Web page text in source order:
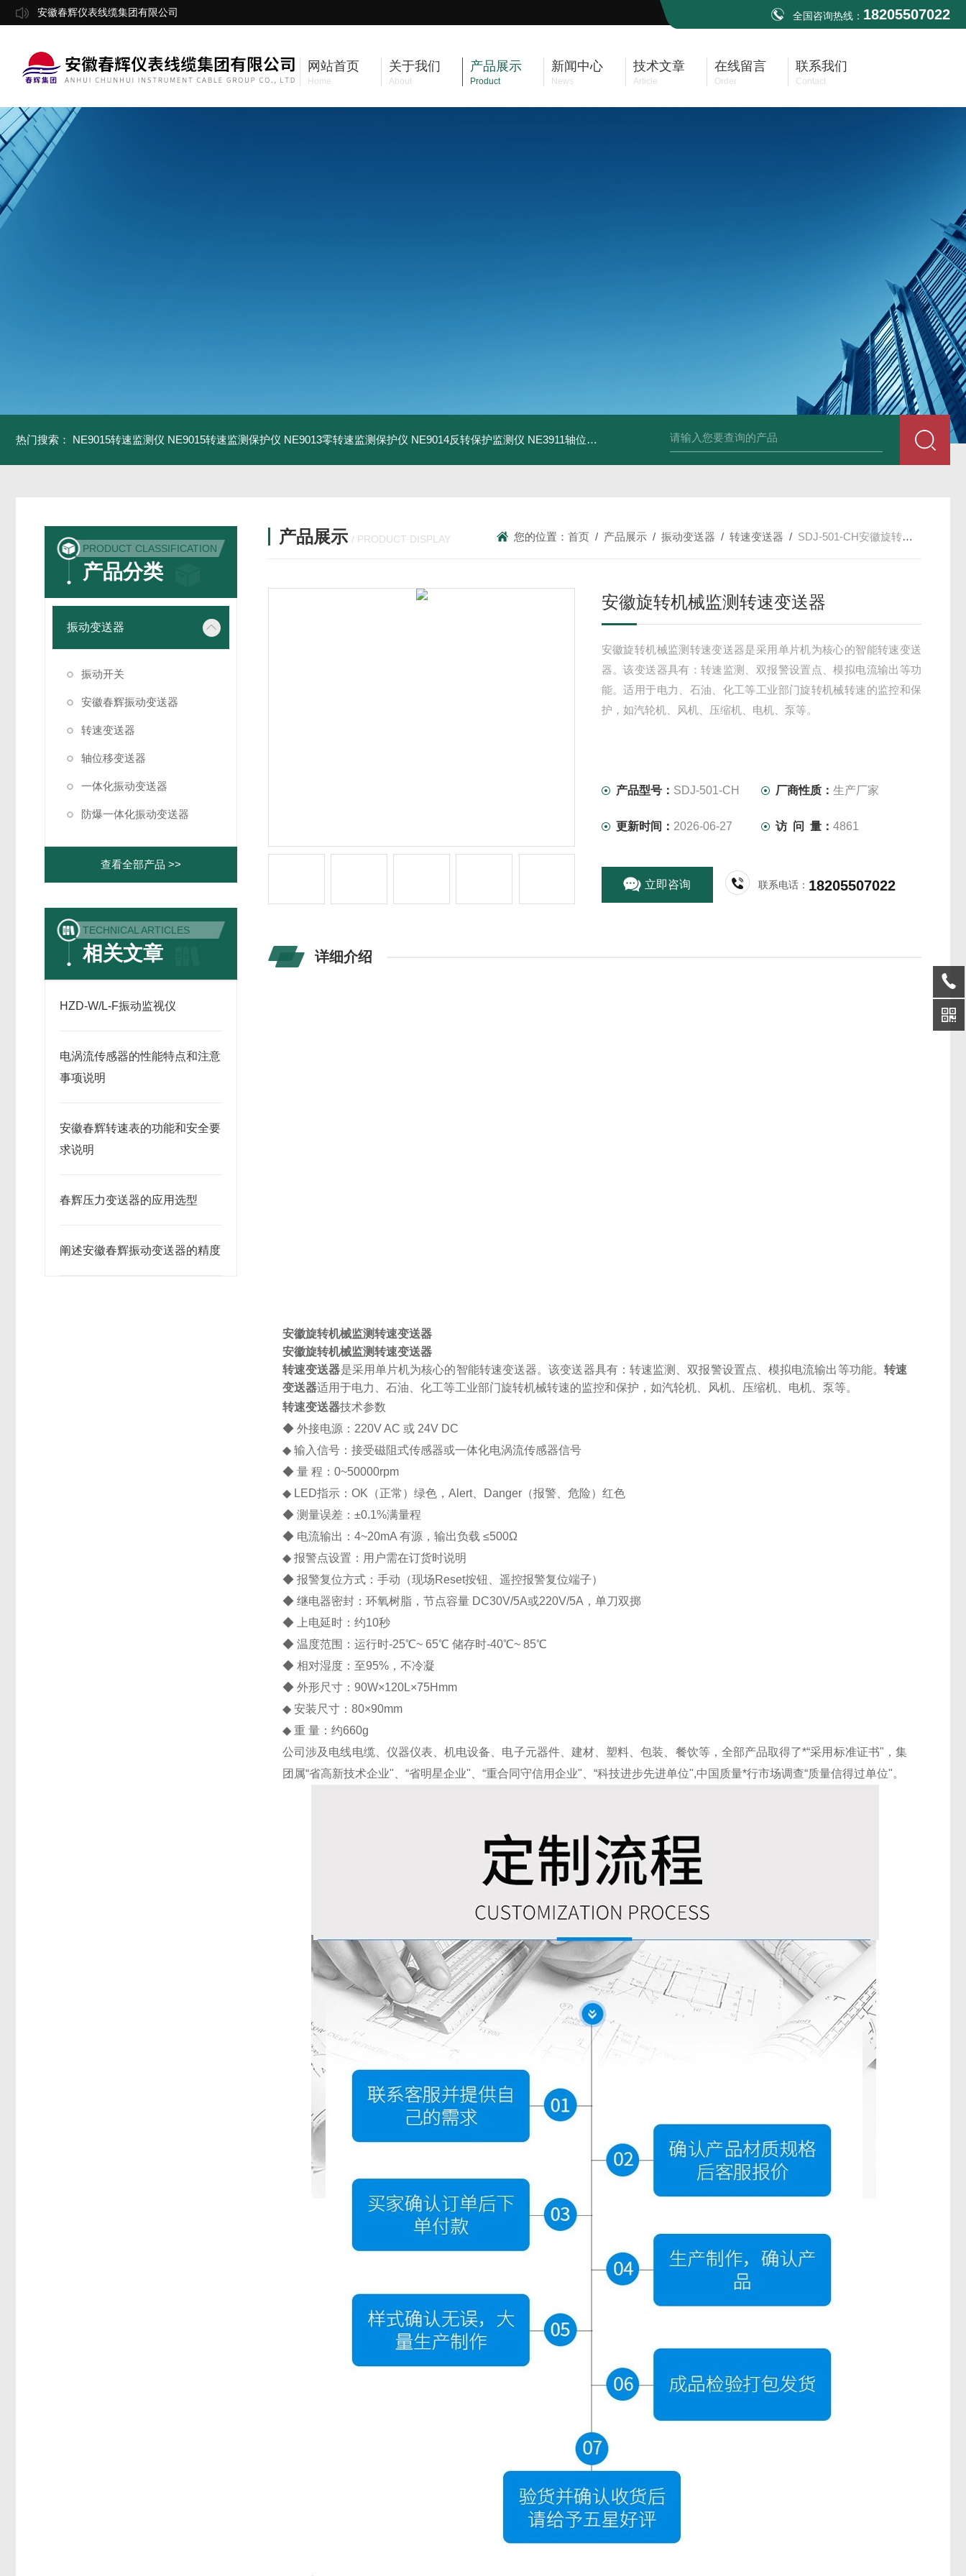
安徽春辉仪表线缆集团有限公司 全国咨询热线： 18205507022
网站首页
Home
关于我们
About
产品展示
Product
新闻中心
News
技术文章
Article
在线留言
Order
联系我们
Contact
热门搜索： NE9015转速监测仪 NE9015转速监测保护仪 NE9013零转速监测保护仪 NE9014反转保护监测仪 NE3911轴位移变送器 NE3931热膨胀变送器 NE3941E轴承振动速度变送器 NE3951E轴承
PRODUCT CLASSIFICATION
产品分类
振动变送器
振动开关
安徽春辉振动变送器
转速变送器
轴位移变送器
一体化振动变送器
防爆一体化振动变送器
查看全部产品 >>
TECHNICAL ARTICLES
相关文章
HZD-W/L-F振动监视仪
电涡流传感器的性能特点和注意
事项说明
安徽春辉转速表的功能和安全要
求说明
春辉压力变送器的应用选型
阐述安徽春辉振动变送器的精度
产品展示 / PRODUCT DISPLAY 您的位置：首页 / 产品展示 /振动变送器 /转速变送器 / SDJ-501-CH安徽旋转机械监测转速变送器
安徽旋转机械监测转速变送器
安徽旋转机械监测转速变送器是采用单片机为核心的智能转速变送
器。该变送器具有：转速监测、双报警设置点、模拟电流输出等功
能。适用于电力、石油、化工等工业部门旋转机械转速的监控和保
护，如汽轮机、风机、压缩机、电机、泵等。
产品型号： SDJ-501-CH 厂商性质：生产厂家
更新时间： 2026-06-27 访 问 量：4861
立即咨询 联系电话： 18205507022
详细介绍
安徽旋转机械监测转速变送器
安徽旋转机械监测转速变送器
转速变送器是采用单片机为核心的智能转速变送器。该变送器具有：转速监测、双报警设置点、模拟电流输出等功能。 转速
变送器适用于电力、石油、化工等工业部门旋转机械转速的监控和保护，如汽轮机、风机、压缩机、电机、泵等。
转速变送器技术参数
◆ 外接电源：220V AC 或 24V DC
◆ 输入信号：接受磁阻式传感器或一体化电涡流传感器信号
◆ 量 程：0~50000rpm
◆ LED指示：OK（正常）绿色，Alert、Danger（报警、危险）红色
◆ 测量误差：±0.1%满量程
◆ 电流输出：4~20mA 有源，输出负载 ≤500Ω
◆ 报警点设置：用户需在订货时说明
◆ 报警复位方式：手动（现场Reset按钮、遥控报警复位端子）
◆ 继电器密封：环氧树脂，节点容量 DC30V/5A或220V/5A，单刀双掷
◆ 上电延时：约10秒
◆ 温度范围：运行时-25℃~ 65℃ 储存时-40℃~ 85℃
◆ 相对湿度：至95%，不冷凝
◆ 外形尺寸：90W×120L×75Hmm
◆ 安装尺寸：80×90mm
◆ 重 量：约660g
公司涉及电线电缆、仪器仪表、机电设备、电子元器件、建材、塑料、包装、餐饮等，全部产品取得了*“采用标准证书"，集
团属“省高新技术企业"、“省明星企业"、“重合同守信用企业"、“科技进步先进单位",中国质量*行市场调查“质量信得过单位"。